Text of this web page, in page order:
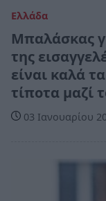
Ελλάδα
Μπαλάσκας
της
είναι καλά
τίποτα μαζί
03 Ιανουαρίου